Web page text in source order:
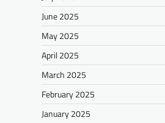
June 2025
May 2025
April 2025
March 2025
February 2025
January 2025